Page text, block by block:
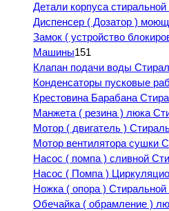
Детали корпуса
Диспенсер ( Дозатор )
Замок ( устройство
Машины151
Клапан подачи воды
Конденсаторы пусковые
Крестовина Барабана
Манжета ( резина ) люка
Мотор ( двигатель )
Мотор вентилятора сушки
Насос ( помпа ) сливной
Насос ( Помпа )
Ножка ( опора )
Обечайка ( обрамление )